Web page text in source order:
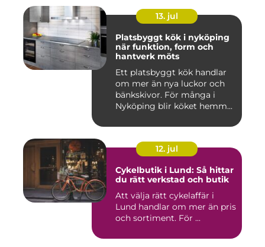
13. jul
Platsbyggt kök i nyköping
när funktion, form och
hantverk möts
Ett platsbyggt kök handlar
om mer än nya luckor och
bänkskivor. För många i
Nyköping blir köket hemm...
12. jul
Cykelbutik i Lund: Så hittar
du rätt verkstad och butik
Att välja rätt cykelaffär i
Lund handlar om mer än pris
och sortiment. För ...